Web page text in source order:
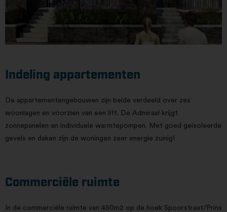
Indeling appartementen
De appartementengebouwen zijn beide verdeeld over zes
woonlagen en voorzien van een lift. De Admiraal krijgt
zonnepanelen en individuele warmtepompen. Met goed geïsoleerde
gevels en daken zijn de woningen zeer energie zuinig!
Commerciële ruimte
In de commerciële ruimte van 450m2 op de hoek Spoorstraat/Prins